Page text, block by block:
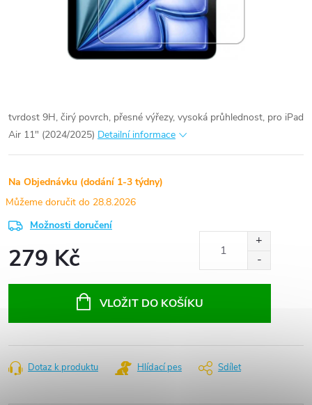
tvrdost 9H, čirý povrch, přesné výřezy, vysoká průhlednost, pro iPad
Air 11" (2024/2025) Detailní informace
Na Objednávku (dodání 1-3 týdny)
28.8.2026
Možnosti doručení
279 Kč
VLOŽIT DO KOŠÍKU
Dotaz k produktu Hlídací pes Sdílet